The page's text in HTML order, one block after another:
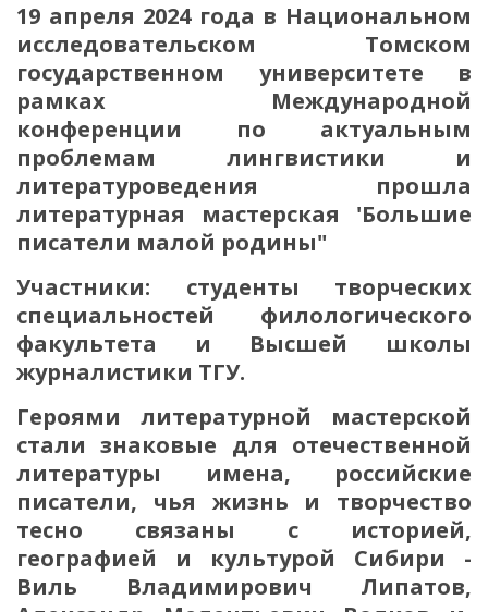
19 апреля 2024 года в Национальном
исследовательском Томском
государственном университете в
рамках Международной
конференции по актуальным
проблемам лингвистики и
литературоведения прошла
литературная мастерская 'Большие
писатели малой родины"
Участники: студенты творческих
специальностей филологического
факультета и Высшей школы
журналистики ТГУ.
Героями литературной мастерской
стали знаковые для отечественной
литературы имена, российские
писатели, чья жизнь и творчество
тесно связаны с историей,
географией и культурой Сибири -
Виль Владимирович Липатов,